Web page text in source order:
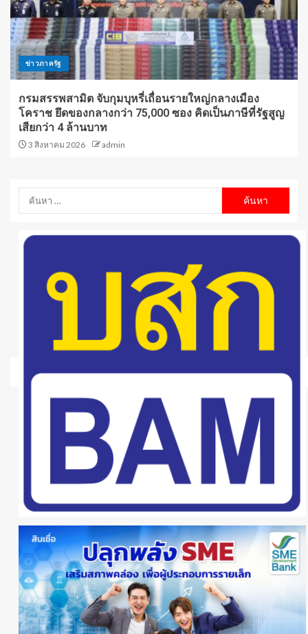
ข่าวภาครัฐ
กรมสรรพสามิต จับกุมบุหรี่เถื่อนรายใหญ่กลางเมือง
โคราช ยึดของกลางกว่า 75,000 ซอง คิดเป็นภาษีที่รัฐสูญ
เสียกว่า 4 ล้านบาท
3 สิงหาคม 2026 admin